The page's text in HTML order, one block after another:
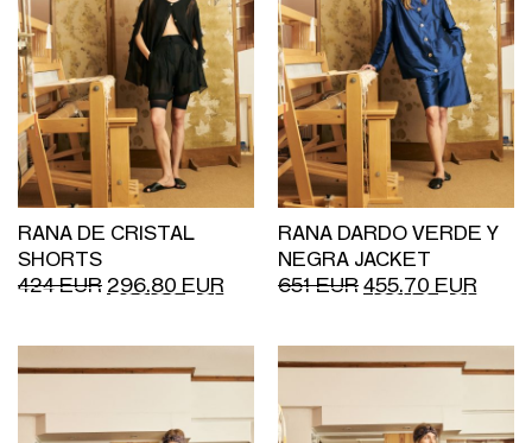
RANA DE CRISTAL
SHORTS
424EUR 296.80 EUR
RANA DARDO VERDE Y
NEGRA JACKET
651EUR455.70 EUR